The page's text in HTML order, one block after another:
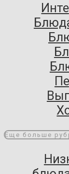
Еще больше